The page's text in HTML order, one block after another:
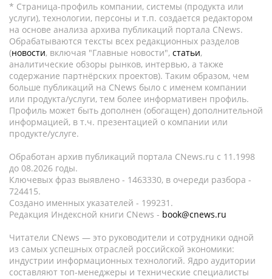
* Страница-профиль компании, системы (продукта или
услуги), технологии, персоны и т.п. создается редактором
на основе анализа архива публикаций портала CNews.
Обрабатываются тексты всех редакционных разделов
(новости, включая "Главные новости", статьи,
аналитические обзоры рынков, интервью, а также
содержание партнёрских проектов). Таким образом, чем
больше публикаций на CNews было с именем компании
или продукта/услуги, тем более информативен профиль.
Профиль может быть дополнен (обогащен) дополнительной
информацией, в т.ч. презентацией о компании или
продукте/услуге.
Обработан архив публикаций портала CNews.ru c 11.1998
до 08.2026 годы.
Ключевых фраз выявлено - 1463330, в очереди разбора -
724415.
Создано именных указателей - 199231.
Редакция Индексной книги CNews - book@cnews.ru
Читатели CNews — это руководители и сотрудники одной
из самых успешных отраслей российской экономики:
индустрии информационных технологий. Ядро аудитории
составляют топ-менеджеры и технические специалисты